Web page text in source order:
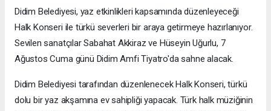
Didim Belediyesi, yaz etkinlikleri kapsamında düzenleyeceği
Halk Konseri ile türkü severleri bir araya getirmeye hazırlanıyor.
Sevilen sanatçılar Sabahat Akkiraz ve Hüseyin Uğurlu, 7
Ağustos Cuma günü Didim Amfi Tiyatro'da sahne alacak.
Didim Belediyesi tarafından düzenlenecek Halk Konseri, türkü
dolu bir yaz akşamına ev sahipliği yapacak. Türk halk müziğinin